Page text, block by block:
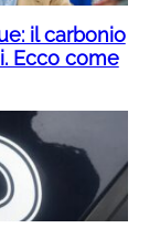
il carbonio
Ecco come